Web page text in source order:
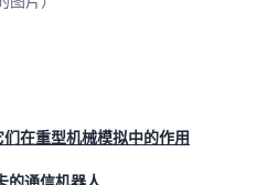
在重型机械模拟中的作用